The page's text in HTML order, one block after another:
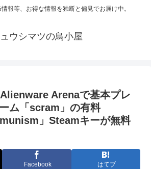
報等、お得な情報を独断と偏見でお届け中。
ウシマツの鳥小屋
Alienware Arenaで基本プレ
ム「scram」の有料
」Steamキーが無料
Facebook はてブ